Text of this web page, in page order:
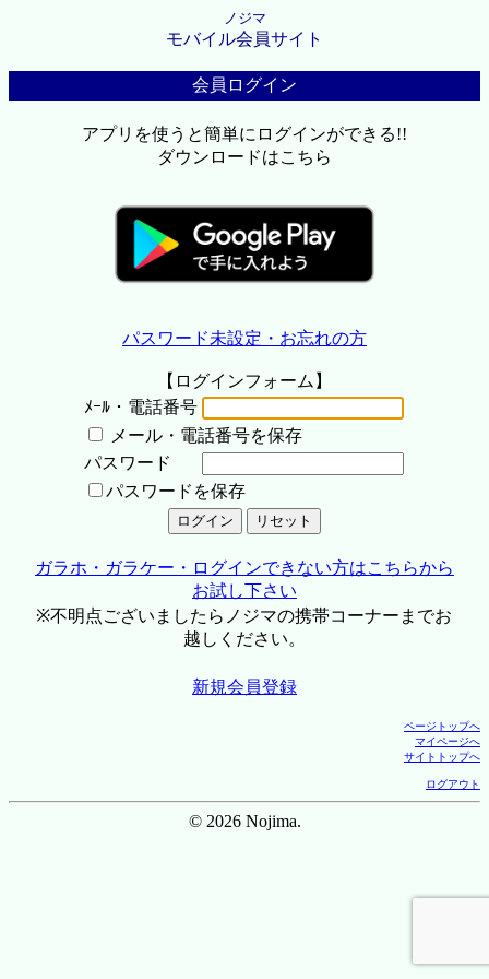
ノジマ
モバイル会員サイト
会員ログイン
アプリを使うと簡単にログインができる!!
ダウンロードはこちら
パスワード未設定・お忘れの方
【ログインフォーム】
ﾒｰﾙ・電話番号
メール・電話番号を保存
パスワード
パスワードを保存
ガラホ・ガラケー・ログインできない方はこちらから
お試し下さい
※不明点ございましたらノジマの携帯コーナーまでお
越しください。
新規会員登録
ページトップへ
マイページへ
サイトトップへ
ログアウト
© 2026 Nojima.